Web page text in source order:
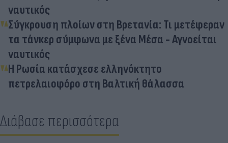
ναυτικός
Σύγκρουση πλοίων στη Βρετανία: Τι μετέφεραν
τα τάνκερ σύμφωνα με ξένα Μέσα - Αγνοείται
ναυτικός
Η Ρωσία κατάσχεσε ελληνόκτητο
πετρελαιοφόρο στη Βαλτική θάλασσα
Διάβασε περισσότερα